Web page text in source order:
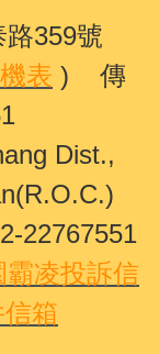
路359號
表 ) 傳
Dist.,
22767551
霸凌投訴信
箱